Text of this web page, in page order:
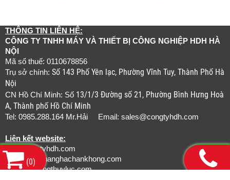
THÔNG TIN LIÊN HỆ:
CÔNG TY TNHH MÁY VÀ THIẾT BỊ CÔNG NGHIỆP HDH HÀ
NỘI
Mã số thuế: 0110678856
Trụ sở chính: Số 143 Phố Yên lạc, Phường Vĩnh Tuy, Thành Phố Hà
Nội
CN Hồ Chí Minh: Số 13/1/3 Đường số 21, Phường Bình Hưng Hoà
A, Thành phố Hồ Chí Minh
Tel: 0985.288.164 Mr.Hải Email: sales@congtyhdh.com
Liên kết website:
www.congtyhdh.com
www.thietbinanghachankhong.com
www.bamongthuyluc.com
(0)